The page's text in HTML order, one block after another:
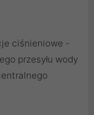
ciśnieniowe -
przesyłu wody